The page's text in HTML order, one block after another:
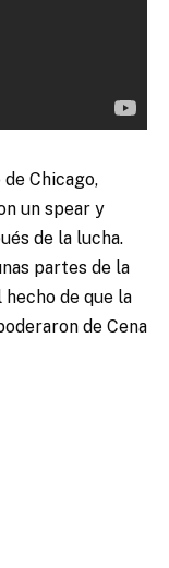
Chicago,
un spear y
de la lucha.
partes de la
de que la
de Cena